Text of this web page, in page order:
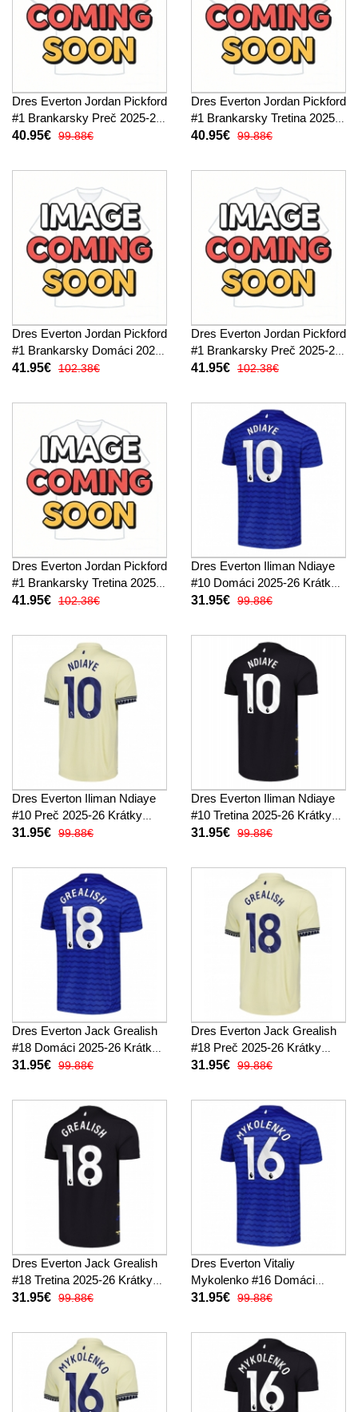
Dres Everton Jordan Pickford
#1 Brankarsky Preč 2025-26
Krátky Rukáv
40.95€ 99.88€
Dres Everton Jordan Pickford
#1 Brankarsky Tretina 2025-
26 Krátky Rukáv
40.95€ 99.88€
Dres Everton Jordan Pickford
#1 Brankarsky Domáci 2025-
26 Dlhy Rukáv
41.95€ 102.38€
Dres Everton Jordan Pickford
#1 Brankarsky Preč 2025-26
Dlhy Rukáv
41.95€ 102.38€
Dres Everton Jordan Pickford
#1 Brankarsky Tretina 2025-
26 Dlhy Rukáv
41.95€ 102.38€
Dres Everton Iliman Ndiaye
#10 Domáci 2025-26 Krátky
Rukáv
31.95€ 99.88€
Dres Everton Iliman Ndiaye
#10 Preč 2025-26 Krátky
Rukáv
31.95€ 99.88€
Dres Everton Iliman Ndiaye
#10 Tretina 2025-26 Krátky
Rukáv
31.95€ 99.88€
Dres Everton Jack Grealish
#18 Domáci 2025-26 Krátky
Rukáv
31.95€ 99.88€
Dres Everton Jack Grealish
#18 Preč 2025-26 Krátky
Rukáv
31.95€ 99.88€
Dres Everton Jack Grealish
#18 Tretina 2025-26 Krátky
Rukáv
31.95€ 99.88€
Dres Everton Vitaliy
Mykolenko #16 Domáci
2025-26 Krátky Rukáv
31.95€ 99.88€